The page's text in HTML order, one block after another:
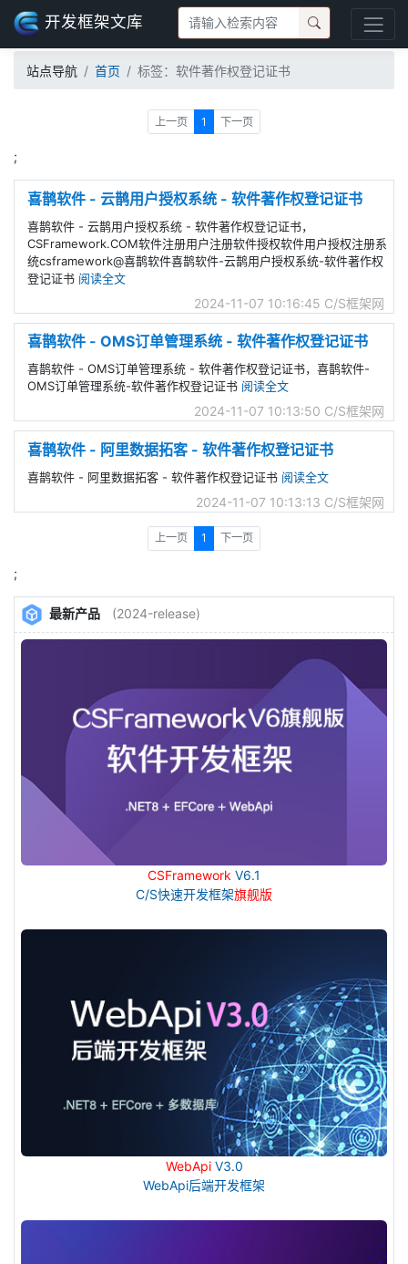
开发框架文库
站点导航 首页 标签：软件著作权登记证书
上一页 1 下一页
;
喜鹊软件 - 云鹊用户授权系统 - 软件著作权登记证书
喜鹊软件 - 云鹊用户授权系统 - 软件著作权登记证书，
CSFramework.COM软件注册用户注册软件授权软件用户授权注册系
统csframework@喜鹊软件喜鹊软件-云鹊用户授权系统-软件著作权
登记证书 阅读全文
2024-11-07 10:16:45 C/S框架网
喜鹊软件 - OMS订单管理系统 - 软件著作权登记证书
喜鹊软件 - OMS订单管理系统 - 软件著作权登记证书，喜鹊软件-
OMS订单管理系统-软件著作权登记证书 阅读全文
2024-11-07 10:13:50 C/S框架网
喜鹊软件 - 阿里数据拓客 - 软件著作权登记证书
喜鹊软件 - 阿里数据拓客 - 软件著作权登记证书 阅读全文
2024-11-07 10:13:13 C/S框架网
上一页 1 下一页
;
最新产品 (2024-release)
CSFramework V6.1
C/S快速开发框架旗舰版
WebApiV3.0
WebApi后端开发框架